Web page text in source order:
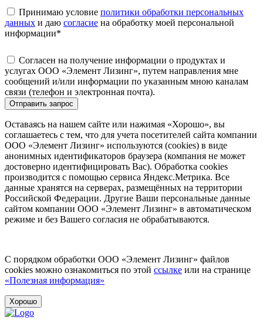
Принимаю условие политики обработки персональных
данных и даю согласие на обработку моей персональной
информации*
Согласен на получение информации о продуктах и
услугах ООО «Элемент Лизинг», путем направления мне
сообщений и/или информации по указанным мною каналам
связи (телефон и электронная почта).
Отправить запрос
Оставаясь на нашем сайте или нажимая «Хорошо», вы
соглашаетесь с тем, что для учета посетителей сайта компании
ООО «Элемент Лизинг» используются (cookies) в виде
анонимных идентификаторов браузера (компания не может
достоверно идентифицировать Вас). Обработка cookies
производится с помощью сервиса Яндекс.Метрика. Все
данные хранятся на серверах, размещённых на территории
Российской Федерации. Другие Ваши персональные данные
сайтом компании ООО «Элемент Лизинг» в автоматическом
режиме и без Вашего согласия не обрабатываются.
С порядком обработки ООО «Элемент Лизинг» файлов
cookies можно ознакомиться по этой ссылке или на странице
«Полезная информация»
Хорошо